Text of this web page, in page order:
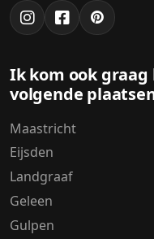
Ik kom ook graag
volgende
Maastricht
Eijsden
Landgraaf
Geleen
Gulpen